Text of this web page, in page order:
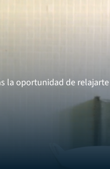
la oportunidad de